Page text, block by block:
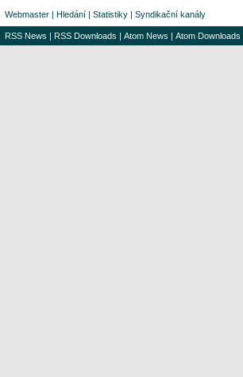
Webmaster | Hledání | Statistiky | Syndikační kanály
RSS News | RSS Downloads | Atom News | Atom Downloads